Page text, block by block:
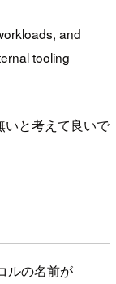
and
tooling
いと考えて良いで
ルの名前が